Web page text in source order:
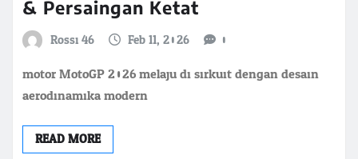
& Persaingan Ketat
Rossi 46 Feb 11, 2026 0
motor MotoGP 2026 melaju di sirkuit dengan desain
aerodinamika modern
READ MORE